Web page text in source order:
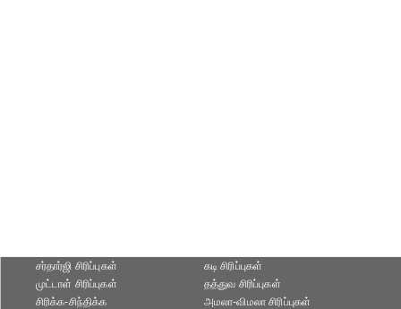
சர்தார்ஜி சிரிப்புகள்
முட்டாள் சிரிப்புகள்
கடி சிரிப்புகள்
தத்துவ சிரிப்புகள்
சிரிக்க-சிந்திக்க
அமலா-விமலா சிரிப்புகள்